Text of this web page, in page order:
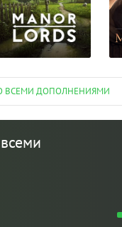
СО ВСЕМИ ДОПОЛНЕНИЯМИ